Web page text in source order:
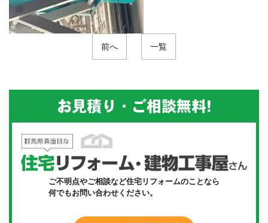
前へ 一覧
お見積り・ご相談無料!
ご不明点やご相談など住宅リフォームのことなら
何でもお問い合わせください。